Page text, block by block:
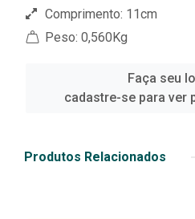
Comprimento: 11cm
Peso: 0,560Kg
Faça seu
cadastre-se para ver
Produtos Relacionados